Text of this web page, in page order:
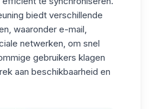
biedt verschillende
waaronder e-mail,
netwerken, om snel
gebruikers klagen
aan beschikbaarheid en